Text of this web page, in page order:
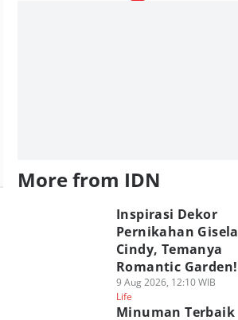
More from IDN
Inspirasi Dekor
Pernikahan Gisela
Cindy, Temanya
Romantic Garden!
9 Aug 2026, 12:10 WIB
Life
Minuman Terbaik